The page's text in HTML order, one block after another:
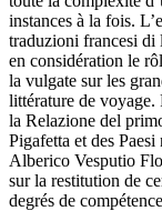
instances à la fois.
traduzioni francesi
en considération le
la vulgate sur les
littérature de voyage.
la Relazione del
Pigafetta et des Paesi
Alberico Vesputio
sur la restitution de
degrés de